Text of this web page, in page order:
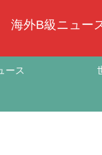
海外B級ニュー
ース